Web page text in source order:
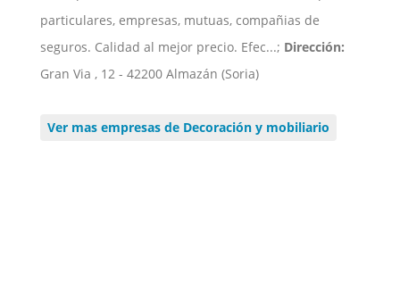
particulares, empresas, mutuas, compañias de
seguros. Calidad al mejor precio. Efec...; Dirección:
Gran Via , 12 - 42200 Almazán (Soria)
Ver mas empresas de Decoración y mobiliario